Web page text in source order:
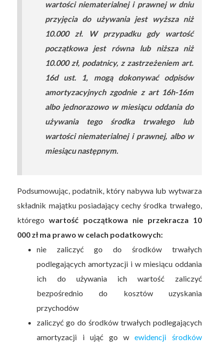
wartości niematerialnej i prawnej w dniu
przyjęcia do używania jest wyższa niż
10.000 zł. W przypadku gdy wartość
początkowa jest równa lub niższa niż
10.000 zł, podatnicy, z zastrzeżeniem art.
16d ust. 1, mogą dokonywać odpisów
amortyzacyjnych zgodnie z art 16h-16m
albo jednorazowo w miesiącu oddania do
używania tego środka trwałego lub
wartości niematerialnej i prawnej, albo w
miesiącu następnym.
Podsumowując, podatnik, który nabywa lub wytwarza
składnik majątku posiadający cechy środka trwałego,
któregowartość początkowa nie przekracza 10
000 zł ma prawo w celach podatkowych:
nie zaliczyć go do środków trwałych
podlegających amortyzacji i w miesiącu oddania
ich do używania ich wartość zaliczyć
bezpośrednio do kosztów uzyskania
przychodów
zaliczyć go do środków trwałych podlegających
amortyzacji i ująć go wewidencji środków